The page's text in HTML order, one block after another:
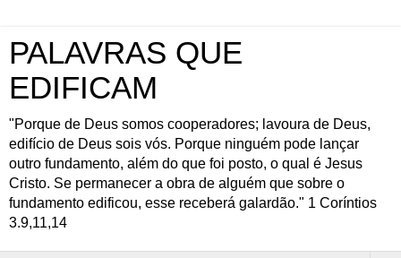
PALAVRAS QUE
EDIFICAM
"Porque de Deus somos cooperadores; lavoura de Deus,
edifício de Deus sois vós. Porque ninguém pode lançar
outro fundamento, além do que foi posto, o qual é Jesus
Cristo. Se permanecer a obra de alguém que sobre o
fundamento edificou, esse receberá galardão." 1 Coríntios
3.9,11,14